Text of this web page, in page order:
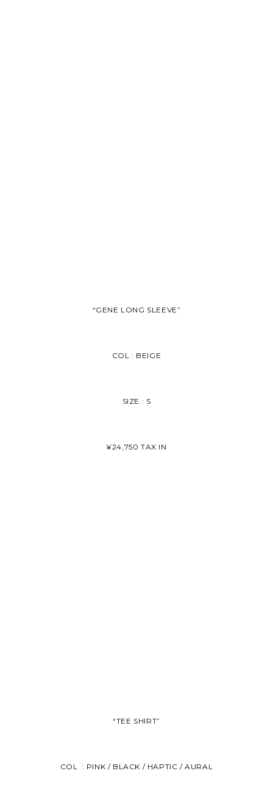
“GENE LONG SLEEVE”
COL : BEIGE
SIZE : S
¥24,750 TAX IN
“TEE SHIRT”
COL : PINK / BLACK / HAPTIC / AURAL